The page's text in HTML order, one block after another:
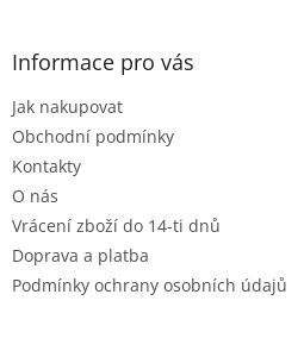
Informace pro vás
Jak nakupovat
Obchodní podmínky
Kontakty
O nás
Vrácení zboží do 14-ti dnů
Doprava a platba
Podmínky ochrany osobních údajů